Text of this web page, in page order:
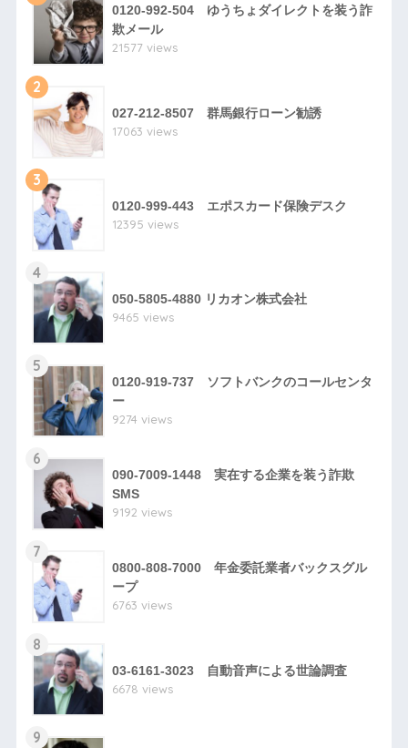
0120-992-504 ゆうちょダイレクトを装う詐
欺メール
21577 views
2
027-212-8507 群馬銀行ローン勧誘
17063 views
3
0120-999-443 エポスカード保険デスク
12395 views
4
050-5805-4880 リカオン株式会社
9465 views
5
0120-919-737 ソフトバンクのコールセンタ
ー
9274 views
6
090-7009-1448 実在する企業を装う詐欺
SMS
9192 views
7
0800-808-7000 年金委託業者バックスグル
ープ
6763 views
8
03-6161-3023 自動音声による世論調査
6678 views
9